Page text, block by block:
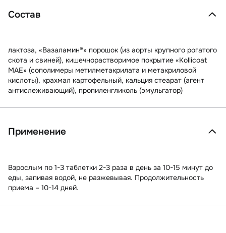
Состав
лактоза, «Вазаламин®» порошок (из аорты крупного рогатого
скота и свиней), кишечнорастворимое покрытие «Kollicoat
MAE» (сополимеры метилметакрилата и метакриловой
кислоты), крахмал картофельный, кальция стеарат (агент
антислеживающий), пропиленгликоль (эмульгатор)
Применение
Взрослым по 1-3 таблетки 2-3 раза в день за 10-15 минут до
еды, запивая водой, не разжевывая. Продолжительность
приема – 10-14 дней.